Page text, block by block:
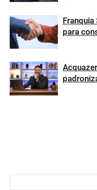
Franquia
para